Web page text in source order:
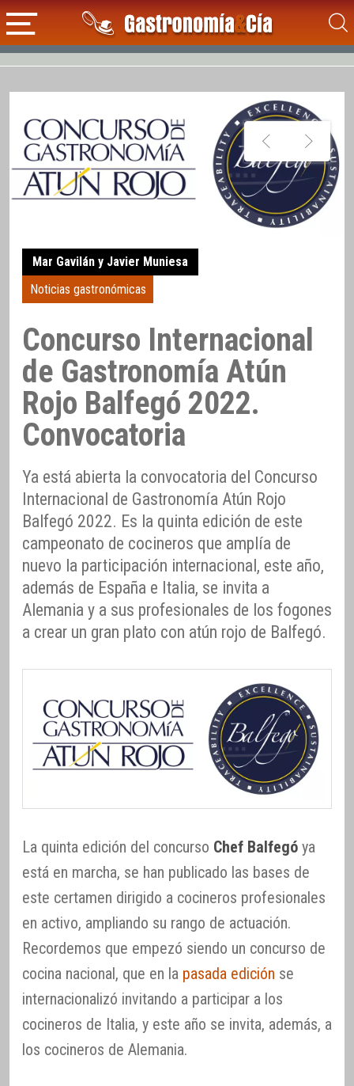
Mar Gavilán y Javier Muniesa
Noticias gastronómicas
Concurso Internacional
de Gastronomía Atún
Rojo Balfegó 2022.
Convocatoria
Ya está abierta la convocatoria del Concurso
Internacional de Gastronomía Atún Rojo
Balfegó 2022. Es la quinta edición de este
campeonato de cocineros que amplía de
nuevo la participación internacional, este año,
además de España e Italia, se invita a
Alemania y a sus profesionales de los fogones
a crear un gran plato con atún rojo de Balfegó.
La quinta edición del concurso Chef Balfegó ya
está en marcha, se han publicado las bases de
este certamen dirigido a cocineros profesionales
en activo, ampliando su rango de actuación.
Recordemos que empezó siendo un concurso de
cocina nacional, que en la pasada edición se
internacionalizó invitando a participar a los
cocineros de Italia, y este año se invita, además, a
los cocineros de Alemania.